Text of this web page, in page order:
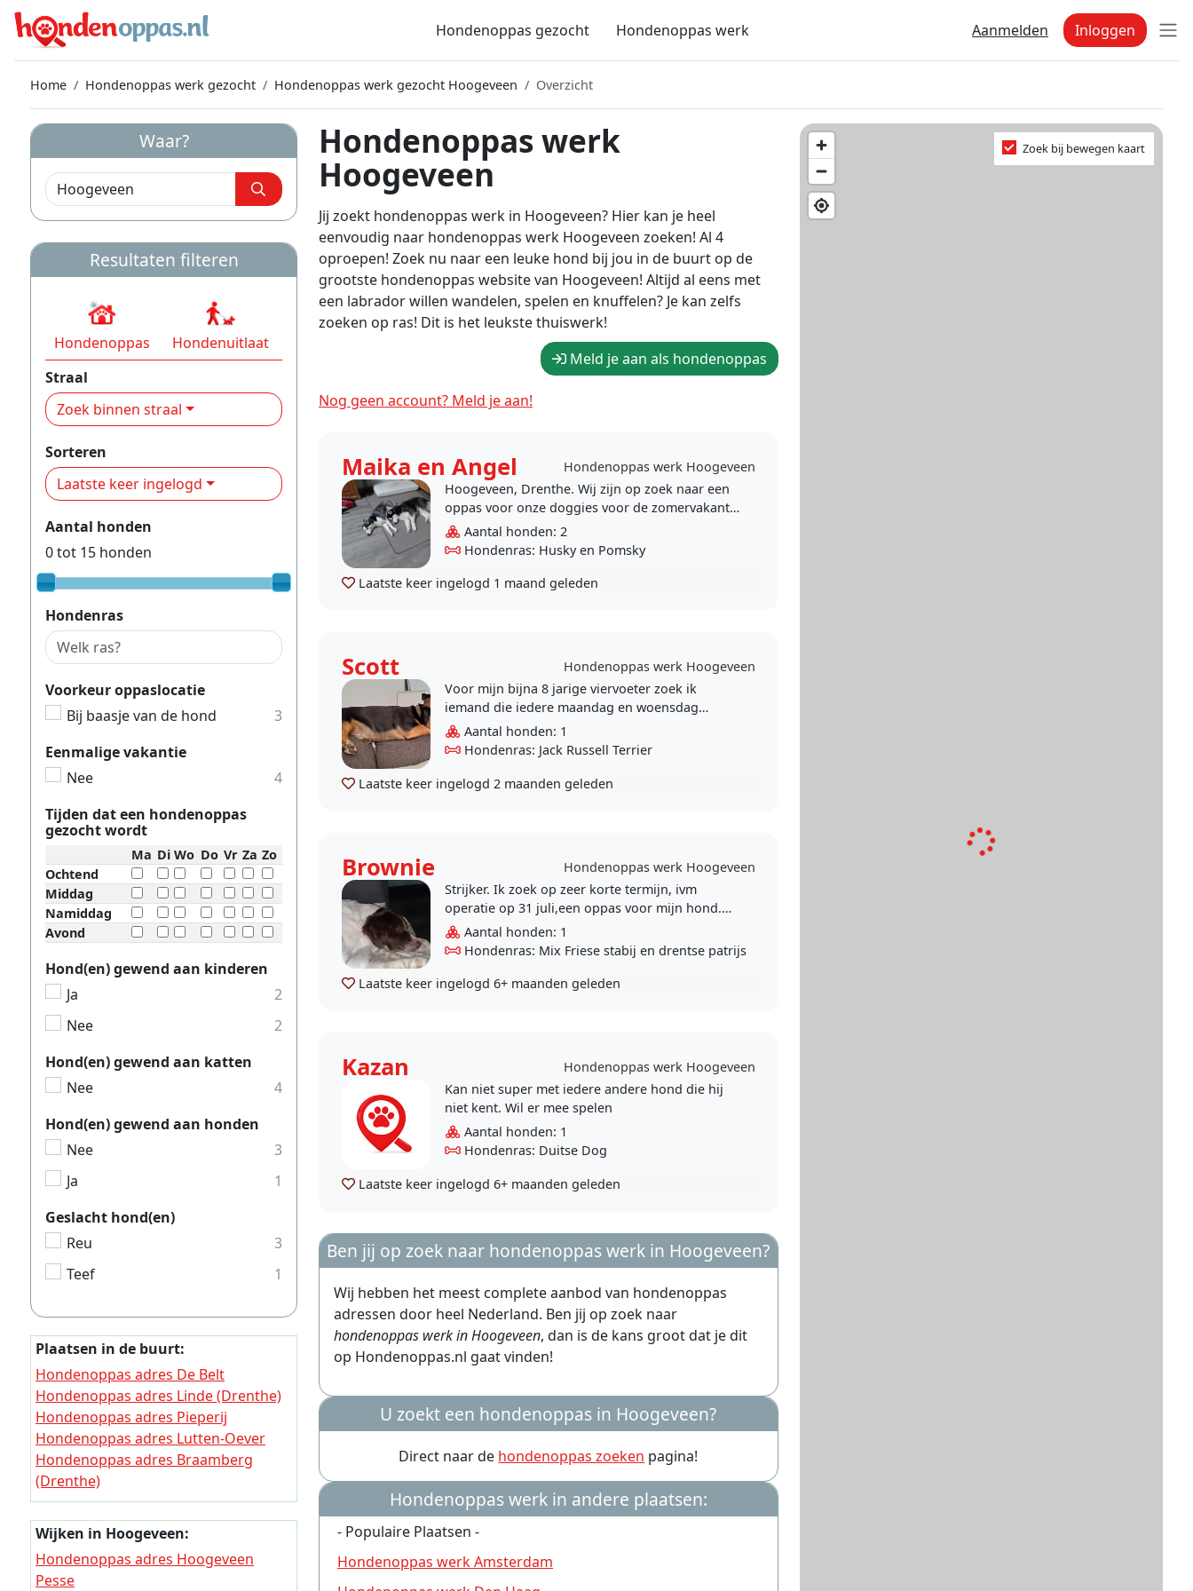
Hondenoppas gezocht Hondenoppas werk Aanmelden Inloggen
Home Hondenoppas werk gezocht Hondenoppas werk gezocht Hoogeveen Overzicht
Hondenoppas werk
Hoogeveen
Jij zoekt hondenoppas werk in Hoogeveen? Hier kan je heel
eenvoudig naar hondenoppas werk Hoogeveen zoeken! Al 4
oproepen! Zoek nu naar een leuke hond bij jou in de buurt op de
grootste hondenoppas website van Hoogeveen! Altijd al eens met
een labrador willen wandelen, spelen en knuffelen? Je kan zelfs
zoeken op ras! Dit is het leukste thuiswerk!
Meld je aan als hondenoppas
Nog geen account? Meld je aan!
Maika en Angel
Hondenoppas werk Hoogeveen
Hoogeveen, Drenthe. Wij zijn op zoek naar een
oppas voor onze doggies voor de zomervakantie
Aantal honden: 2
Hondenras: Husky en Pomsky
Laatste keer ingelogd 1 maand geleden
Scott
Hondenoppas werk Hoogeveen
Voor mijn bijna 8 jarige viervoeter zoek ik
iemand die iedere maandag en woensdag
tussen 11 en 12 een korte wandeling met hem
kan maken, b..
Aantal honden: 1
Hondenras: Jack Russell Terrier
Laatste keer ingelogd 2 maanden geleden
Brownie
Hondenoppas werk Hoogeveen
Strijker. Ik zoek op zeer korte termijn, ivm
operatie op 31 juli,een oppas voor mijn hond.
Mijn telefoonnummer is
Aantal honden: 1
Hondenras: Mix Friese stabij en drentse patrijs
Laatste keer ingelogd 6+ maanden geleden
Kazan
Hondenoppas werk Hoogeveen
Kan niet super met iedere andere hond die hij
niet kent. Wil er mee spelen
Aantal honden: 1
Hondenras: Duitse Dog
Laatste keer ingelogd 6+ maanden geleden
Ben jij op zoek naar hondenoppas werk in Hoogeveen?
Wij hebben het meest complete aanbod van hondenoppas
adressen door heel Nederland. Ben jij op zoek naar
hondenoppas werk in Hoogeveen, dan is de kans groot dat je dit
op Hondenoppas.nl gaat vinden!
U zoekt een hondenoppas in Hoogeveen?
Direct naar de hondenoppas zoeken pagina!
Hondenoppas werk in andere plaatsen:
- Populaire Plaatsen -
Hondenoppas werk Amsterdam
Zoek bij bewegen kaart
Waar?
Resultaten filteren
Hondenoppas
Hondenuitlaat
Straal
Zoek binnen straal
Sorteren
Laatste keer ingelogd
Aantal honden
0tot 15 honden
Hondenras
Voorkeur oppaslocatie
Bij baasje van de hond
3
Eenmalige vakantie
Nee
4
Tijden dat een hondenoppas
gezocht wordt
Ma Di Wo Do Vr Za Zo
Ochtend
Middag
Namiddag
Avond
Hond(en) gewend aan kinderen
Ja
2
Nee
2
Hond(en) gewend aan katten
Nee
4
Hond(en) gewend aan honden
Nee
3
Ja
1
Geslacht hond(en)
Reu
3
Teef
1
Plaatsen in de buurt:
Hondenoppas adres De Belt
Hondenoppas adres Linde (Drenthe)
Hondenoppas adres Pieperij
Hondenoppas adres Lutten-Oever
Hondenoppas adres Braamberg
(Drenthe)
Hondenoppas adres Schuinesloot
Hondenoppas adres De Krim
(Overijssel)
Hondenoppas adres Bloemberg
Wijken in Hoogeveen:
Hondenoppas adres Hoogeveen
Pesse